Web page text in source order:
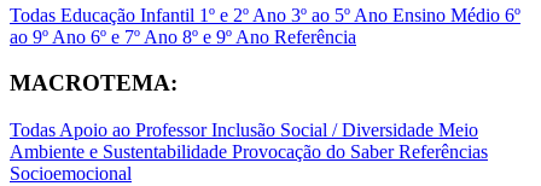
Todas Educação Infantil 1º e 2º Ano 3º ao 5º Ano Ensino Médio 6º
ao 9º Ano 6º e 7º Ano 8º e 9º Ano Referência
MACROTEMA:
Todas Apoio ao ProfessorInclusão Social / Diversidade Meio
Ambiente e Sustentabilidade Provocação do SaberReferências
Socioemocional